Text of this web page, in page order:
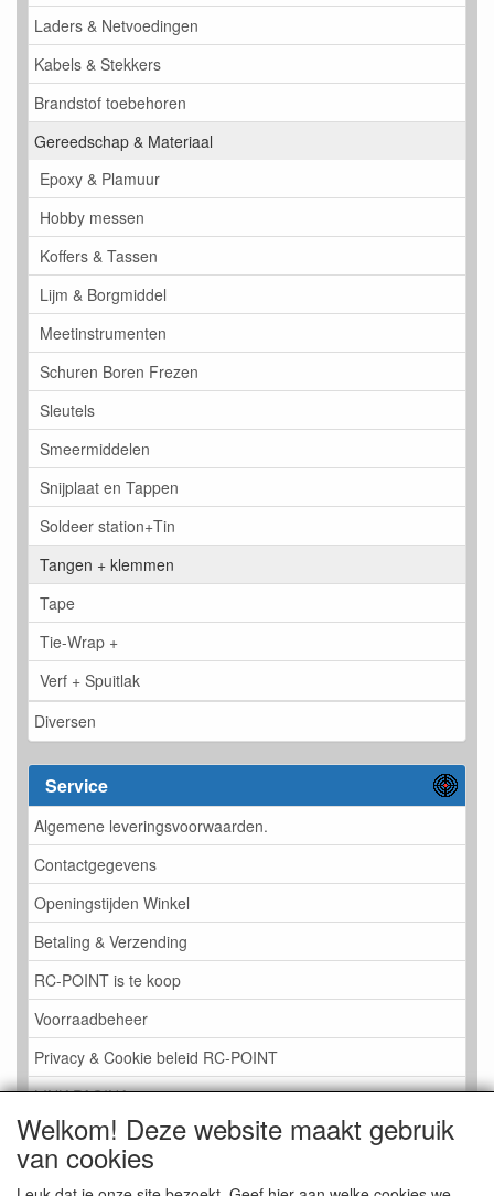
Laders & Netvoedingen
Kabels & Stekkers
Brandstof toebehoren
Gereedschap & Materiaal
Epoxy & Plamuur
Hobby messen
Koffers & Tassen
Lijm & Borgmiddel
Meetinstrumenten
Schuren Boren Frezen
Sleutels
Smeermiddelen
Snijplaat en Tappen
Soldeer station+Tin
Tangen + klemmen
Tape
Tie-Wrap +
Verf + Spuitlak
Diversen
Service
Algemene leveringsvoorwaarden.
Contactgegevens
Openingstijden Winkel
Betaling & Verzending
RC-POINT is te koop
Voorraadbeheer
Privacy & Cookie beleid RC-POINT
LINK PAGINA
Gastenboek RC-POINT
Kijkje in de Winkel
Welkom! Deze website maakt gebruik
van cookies